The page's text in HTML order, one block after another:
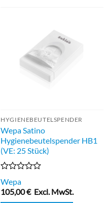
HYGIENEBEUTELSPENDER
Wepa Satino
Hygienebeutelspender HB1
(VE: 25 Stück)
Bewertet
mit
0
Wepa
105,00€ Excl. MwSt.